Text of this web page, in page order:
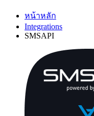
หน้าหลัก
Integrations
SMSAPI